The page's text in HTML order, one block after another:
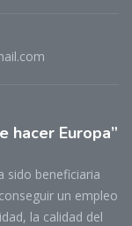
hacer Europa”
sido beneficiaria
un empleo
la calidad del